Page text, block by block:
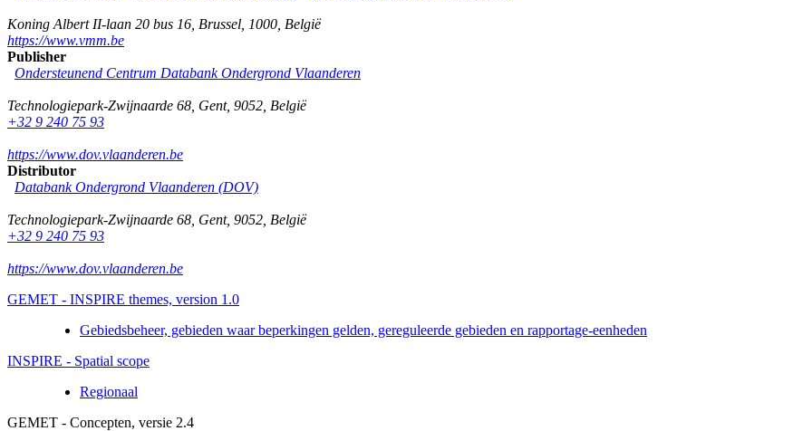
Koning Albert II-laan 20 bus 16 Brussel 1000 België
https://www.vmm.be
Publisher
Ondersteunend Centrum Databank Ondergrond Vlaanderen
Technologiepark-Zwijnaarde 68 Gent, 9052 België
+32 9 240 75 93
https://www.dov.vlaanderen.be
Distributor
Databank Ondergrond Vlaanderen (DOV)
Technologiepark-Zwijnaarde 68 Gent, 9052 België
+32 9 240 75 93
https://www.dov.vlaanderen.be
GEMET - INSPIRE themes, version 1.0
Gebiedsbeheer, gebieden waar beperkingen gelden, gereguleerde gebieden en rapportage-eenheden
INSPIRE - Spatial scope
Regionaal
GEMET - Concepten, versie 2.4